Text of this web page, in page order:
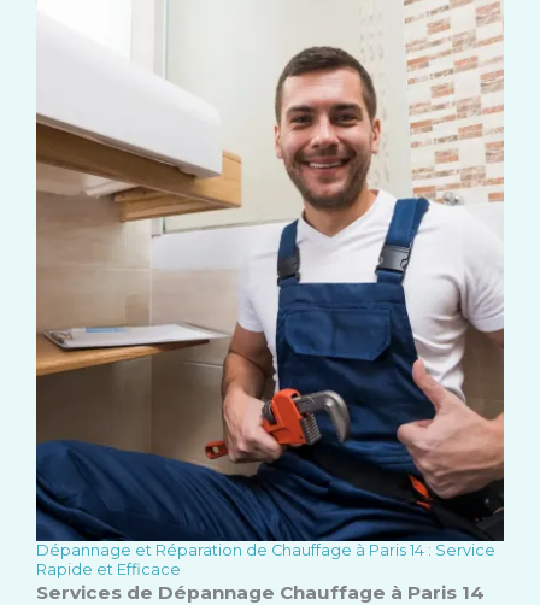
Dépannage et Réparation de Chauffage à Paris 14 : Service
Rapide et Efficace
Services de Dépannage Chauffage à Paris 14